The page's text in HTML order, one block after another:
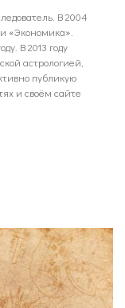
В 2004
«Экономика».
В 2013 году
астрологией,
публикую
и своём сайте